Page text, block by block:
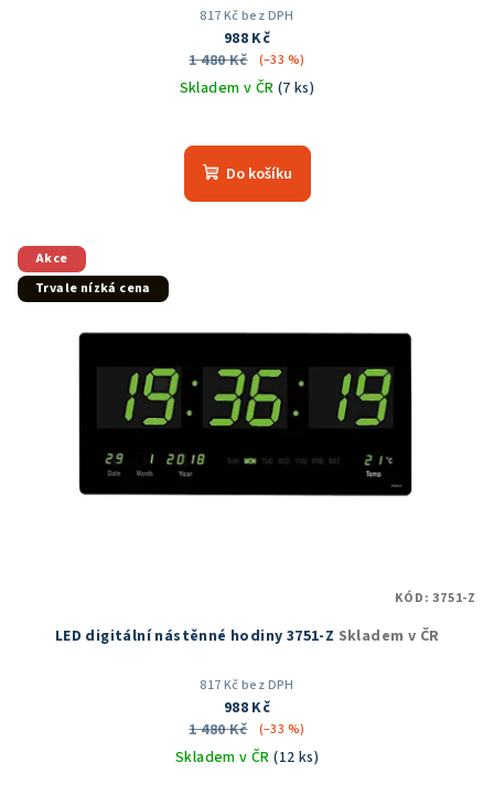
817 Kč bez DPH
988 Kč
1 480 Kč
(–33 %)
Skladem v ČR (7 ks)
hodnocení
produktu
Do košíku
Akce
Trvale nízká cena
LED digitální nástěnné hodiny 3751-Z Skladem v ČR
817 Kč bez DPH
988 Kč
1 480 Kč
(–33 %)
Skladem v ČR(12 ks)
KÓD:3751-Z